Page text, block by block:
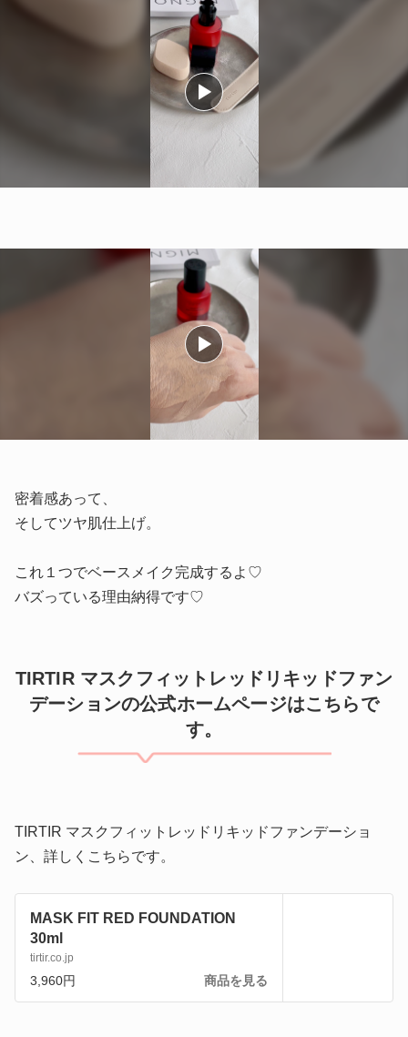
密着感あって、
そしてツヤ肌仕上げ。
これ１つでベースメイク完成するよ♡
バズっている理由納得です♡
TIRTIR マスクフィットレッドリキッドファン
デーションの公式ホームページはこちらで
す。
TIRTIR マスクフィットレッドリキッドファンデーショ
ン、詳しくこちらです。
MASK FIT RED FOUNDATION
30ml
tirtir.co.jp
3,960円 商品を見る